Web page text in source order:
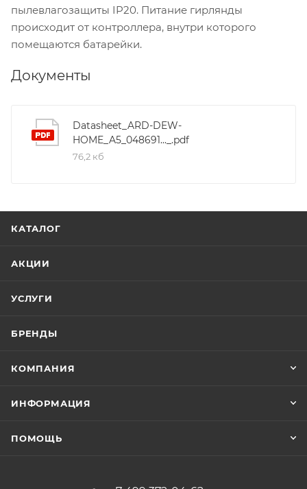
пылевлагозащиты IP20. Питание гирлянды
происходит от контроллера, внутри которого
помещаются батарейки.
Документы
Datasheet_ARD-DEW-
HOME_A5_048691..._.pdf
76,2 кб
КАТАЛОГ
АКЦИИ
УСЛУГИ
БРЕНДЫ
КОМПАНИЯ
ИНФОРМАЦИЯ
ПОМОЩЬ